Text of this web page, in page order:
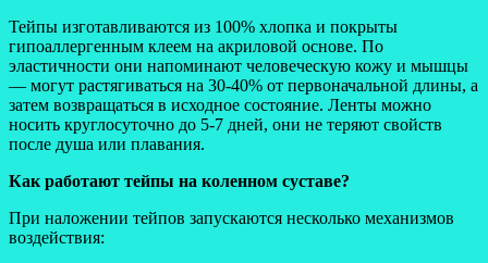
Тейпы изготавливаются из 100% хлопка и покрыты
гипоаллергенным клеем на акриловой основе. По
эластичности они напоминают человеческую кожу и мышцы
— могут растягиваться на 30-40% от первоначальной длины, а
затем возвращаться в исходное состояние. Ленты можно
носить круглосуточно до 5-7 дней, они не теряют свойств
после душа или плавания.
Как работают тейпы на коленном суставе?
При наложении тейпов запускаются несколько механизмов
воздействия: